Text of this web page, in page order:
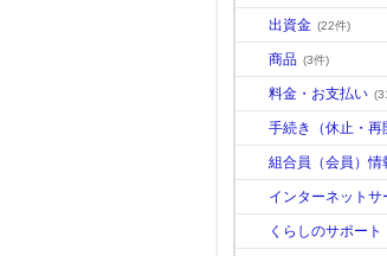
出資金 (22件)
商品 (3件)
料金・お支払い
手続き（休止・再
組合員（会員）情
インターネットサ
くらしのサポート